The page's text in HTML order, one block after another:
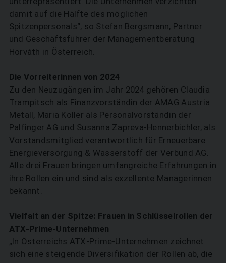
damit auf die Hälfte des möglichen
Spitzenpersonals“, so Stefan Bergsmann, Partner
und Geschäftsführer der Managementberatung
Horváth in Österreich.
Die Vorreiterinnen von 2024
Zu den Neuzugängen im Jahr 2024 gehören Claudia
Trampitsch als Finanzvorständin der AMAG Austria
Metall, Maria Koller als Personalvorständin der
Palfinger AG und Susanna Zapreva-Hennerbichler, als
Vorstandsmitglied verantwortlich für Erneuerbare
Energieversorgung & Wasserstoff der Verbund AG.
Alle drei Frauen bringen umfangreiche Erfahrungen in
ihre Rollen ein und sind als exzellente Managerinnen
bekannt.
Vielfalt an der Spitze: Frauen in Schlüsselrollen der
ATX-Prime-Unternehmen
„In Österreichs ATX-Prime-Unternehmen zeichnet
sich eine steigende Diversifikation der Rollen ab, die